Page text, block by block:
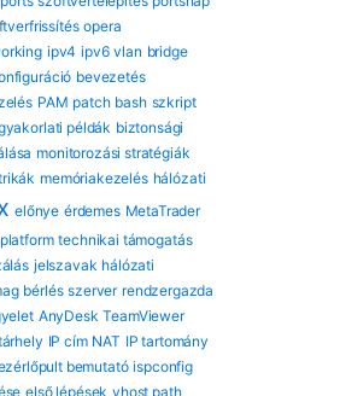
opera
ipv4 ipv6 vlan bridge
bevezetés
PAM patch bash szkript
példák biztonsági
monitorozási stratégiák
memóriakezelés hálózati
előnye érdemes MetaTrader
technikai támogatás
jelszavak hálózati
bérlés szerver rendzergazda
AnyDesk TeamViewer
IP cím NAT IP tartomány
bemutató ispconfig
első lépések vhost path